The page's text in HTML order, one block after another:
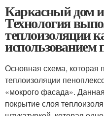
Каркасный дом
Технология
теплоизоляции
использованием
Основная схема, которая
теплоизоляции
«мокрого фасада».
покрытие слоя